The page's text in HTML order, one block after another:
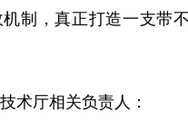
制，真正打造一支带
术厅相关负责人：